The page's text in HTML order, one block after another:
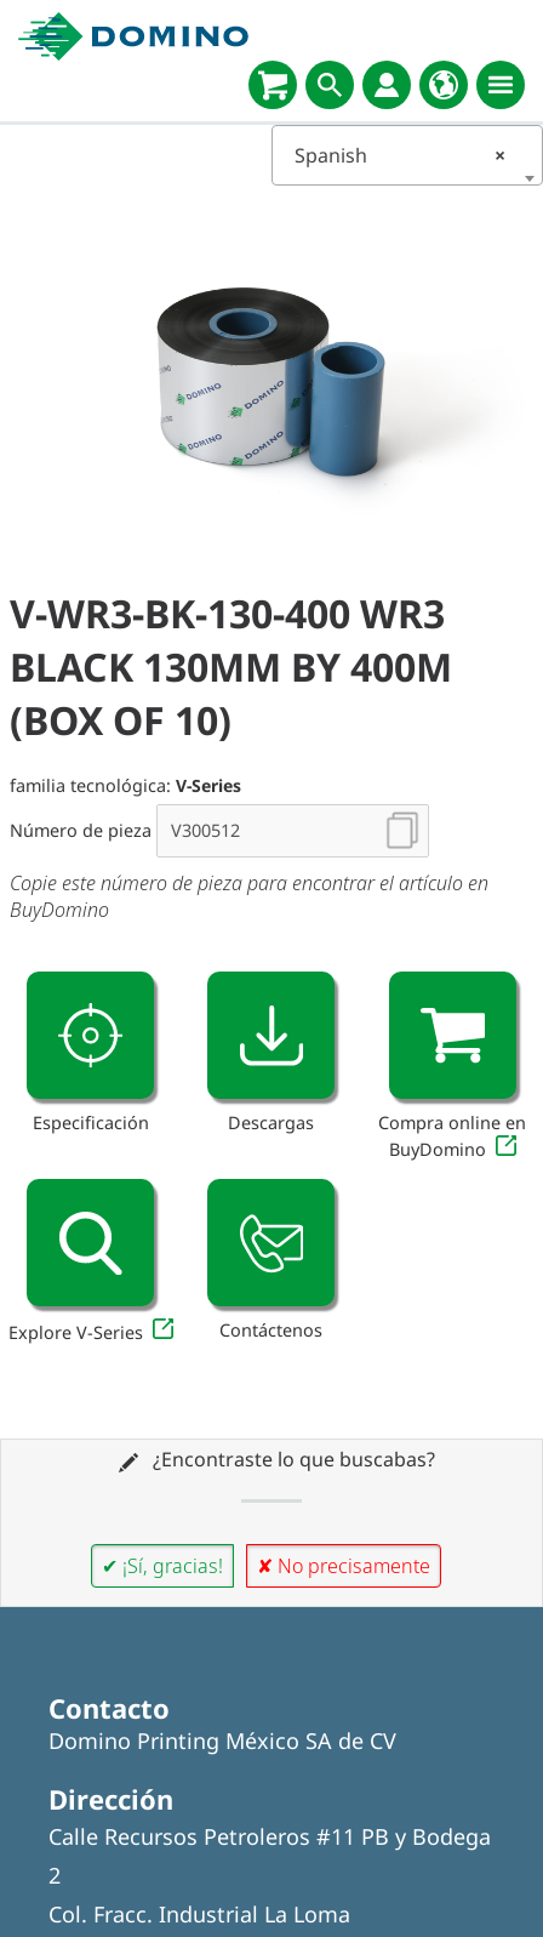
×
Spanish
V-WR3-BK-130-400 WR3
BLACK 130MM BY 400M
(BOX OF 10)
familia tecnológica: V-Series
Número de pieza
Copie este número de pieza para encontrar el artículo en
BuyDomino
Especificación Descargas
Compra online en
BuyDomino
Explore V-Series Contáctenos
¿Encontraste lo que buscabas?
✔ ¡Sí, gracias! ✘ No precisamente
Contacto
Domino Printing México SA de CV
Dirección
Calle Recursos Petroleros #11 PB y Bodega
2
Col. Fracc. Industrial La Loma